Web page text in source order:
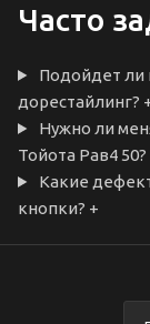
Часто
Подойдет ли
дорестайлинг?
Нужно ли
Тойота Рав4 50?
Какие
кнопки? +